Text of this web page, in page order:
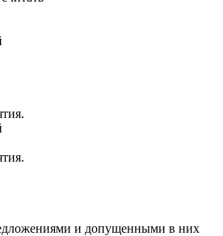
и допущенными в них